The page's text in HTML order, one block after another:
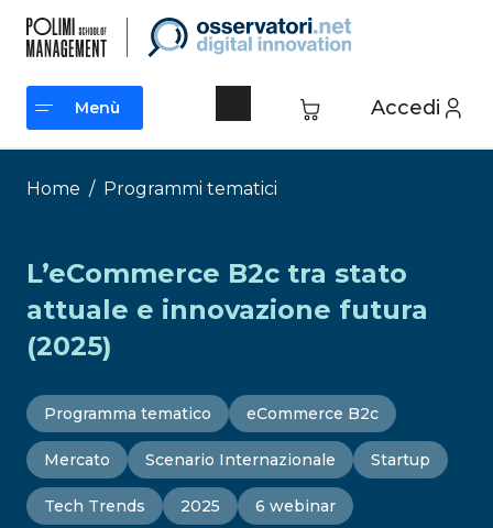
contenuto
Accedi
Menù
Menù
Home / Programmi tematici
L’eCommerce B2c tra stato
attuale e innovazione futura
(2025)
Programma tematico eCommerce B2c
Mercato Scenario Internazionale Startup
Tech Trends 2025 6 webinar